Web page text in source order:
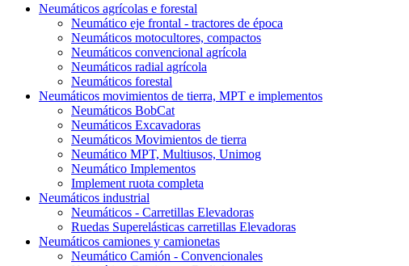
Neumáticos agrícolas e forestal
Neumático eje frontal - tractores de época
Neumáticos motocultores, compactos
Neumáticos convencional agrícola
Neumáticos radial agrícola
Neumáticos forestal
Neumáticos movimientos de tierra, MPT e implementos
Neumáticos BobCat
Neumáticos Excavadoras
Neumáticos Movimientos de tierra
Neumático MPT, Multiusos, Unimog
Neumático Implementos
Implement ruota completa
Neumáticos industrial
Neumáticos - Carretillas Elevadoras
Ruedas Superelásticas carretillas Elevadoras
Neumáticos camiones y camionetas
Neumático Camión - Convencionales